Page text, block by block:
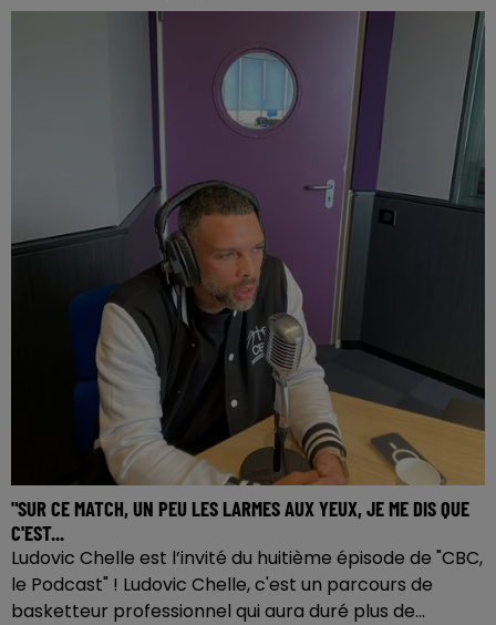
"SUR CE MATCH, UN PEU LES LARMES AUX YEUX, JE ME DIS QUE
C'EST...
Ludovic Chelle est l’invité du huitième épisode de "CBC,
le Podcast" ! Ludovic Chelle, c'est un parcours de
basketteur professionnel qui aura duré plus de...